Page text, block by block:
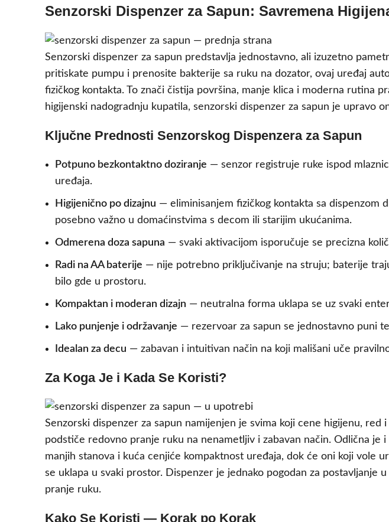
Senzorski Dispenzer za Sapun: Savremena
Senzorski dispenzer za sapun predstavlja jednostavno, ali izuzetno
pritiskate pumpu i prenosite bakterije sa ruku na dozator, ovaj uređaj
fizičkog kontakta. To znači čistija površina, manje klica i moderna rutina
higijenski nadogradnju kupatila, senzorski dispenzer za sapun je upravo
Ključne Prednosti Senzorskog Dispenzera za Sapun
Potpuno bezkontaktno doziranje — senzor registruje ruke ispod
uređaja.
Higijenično po dizajnu — eliminisanjem fizičkog kontakta sa dispenzom
posebno važno u domaćinstvima s decom ili starijim ukućanima.
Odmerena doza sapuna — svaki aktivacijom isporučuje se precizna
Radi na AA baterije — nije potrebno priključivanje na struju; baterije
bilo gde u prostoru.
Kompaktan i moderan dizajn — neutralna forma uklapa se uz svaki
Lako punjenje i održavanje — rezervoar za sapun se jednostavno puni
Idealan za decu — zabavan i intuitivan način na koji mališani uče
Za Koga Je i Kada Se Koristi?
Senzorski dispenzer za sapun namijenjen je svima koji cene higijenu,
podstiče redovno pranje ruku na nenametljiv i zabavan način. Odlična je
manjih stanova i kuća cenjiće kompaktnost uređaja, dok će oni koji vole
se uklapa u svaki prostor. Dispenzer je jednako pogodan za
pranje ruku.
Kako Se Koristi — Korak po Korak